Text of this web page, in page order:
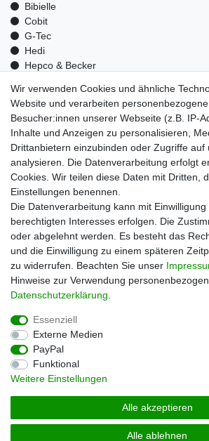
Bibielle
Cobit
G-Tec
Hedi
Hepco & Becker
Optrel
Pressol
Telwin
Mehr über uns
Zahlungsarten
Versand
Kontakt
Unsere Kaufabwicklung ist durch
Impressum
Widerrufs­recht Vertrag
Wir verwenden Cookies und ähnliche
Website und verarbeiten
Besucher:innen unserer Webseite (z.B. IP-
Inhalte und Anzeigen zu personalisieren,
Drittanbietern einzubinden oder Zugriffe auf
analysieren. Die Datenverarbeitung erfolgt
Cookies. Wir teilen diese Daten mit Dritten,
Einstellungen benennen.
Die Datenverarbeitung kann mit
berechtigten Interesses erfolgen. Die
oder abgelehnt werden. Es besteht das
und die Einwilligung zu einem späteren
zu widerrufen. Beachten Sie unser
Hinweise zur Verwendung
Daten­schutz­erklärung
Essenziell
Externe Medien
PayPal
Funktional
Weitere Einstellungen
Alle akzeptieren
Alle ablehnen